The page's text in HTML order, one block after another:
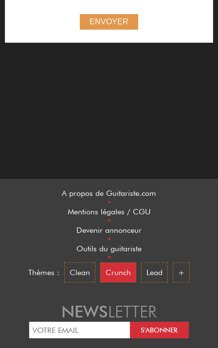
ENVOYER
A propos de Guitariste.com
•
Mentions légales / CGU
•
Devenir annonceur
•
Outils du guitariste
•
Thèmes :
Clean Crunch Lead +
NEWSLETTER